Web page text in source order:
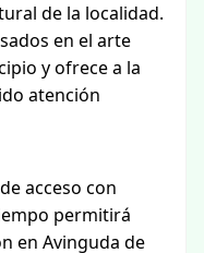
de la localidad.
en el arte
y ofrece a la
atención
acceso con
permitirá
en Avinguda de